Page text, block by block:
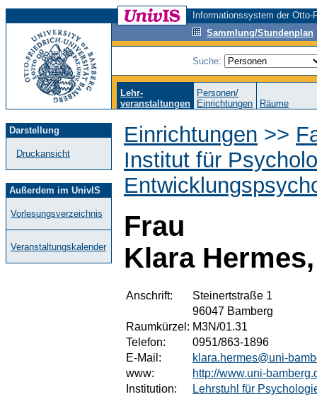
Informationssystem der
Sammlung/Stundenplan
Suche:
Lehr-
veranstaltungen
Personen/
Einrichtungen
Räume
Darstellung
Druckansicht
Außerdem im UnivIS
Vorlesungsverzeichnis
Veranstaltungskalender
Einrichtungen >>
Institut für
Frau
Klara
Anschrift:
Steinertstraße 1
96047 Bamberg
Raumkürzel: M3N/01.31
Telefon:
0951/863-1896
E-Mail:
klara.hermes@uni-
www:
http://www.uni-
Institution:
Lehrstuhl für